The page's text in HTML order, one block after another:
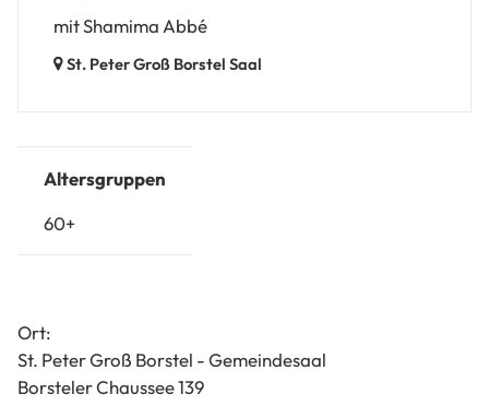
mit Shamima Abbé
St. Peter Groß Borstel Saal
Altersgruppen
60+
Ort:
St. Peter Groß Borstel - Gemeindesaal
Borsteler Chaussee 139